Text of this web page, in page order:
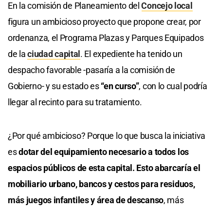
En la comisión de Planeamiento delConcejo local
figura un ambicioso proyecto que propone crear, por
ordenanza, el Programa Plazas y Parques Equipados
de laciudad capital . El expediente ha tenido un
despacho favorable -pasaría a la comisión de
Gobierno- y su estado es“en curso”, con lo cual podría
llegar al recinto para su tratamiento.
¿Por qué ambicioso? Porque lo que busca la iniciativa
esdotar del equipamiento necesario a todos los
espacios públicos de esta capital. Esto abarcaría el
mobiliario urbano, bancos y cestos para residuos,
más juegos infantiles y área de descanso, más